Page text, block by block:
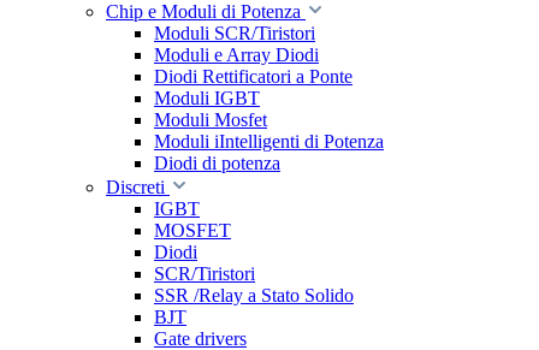
Chip e Moduli di Potenza
Moduli SCR/Tiristori
Moduli e Array Diodi
Diodi Rettificatori a Ponte
Moduli IGBT
Moduli Mosfet
Moduli iIntelligenti di Potenza
Diodi di potenza
Discreti
IGBT
MOSFET
Diodi
SCR/Tiristori
SSR /Relay a Stato Solido
BJT
Gate drivers